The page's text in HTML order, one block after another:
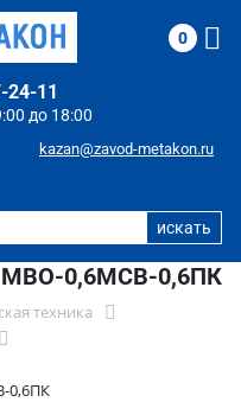
до 18:00
24-11
kazan@zavod-metakon.ru
0
МВО-0,6МСВ-0,6ПК
техника
0,6ПК